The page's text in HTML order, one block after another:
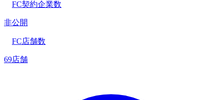
FC契約企業数
非公開
FC店舗数
69店舗